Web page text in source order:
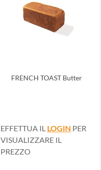
FRENCH TOAST Butter
EFFETTUA IL LOGIN PER
VISUALIZZARE IL
PREZZO